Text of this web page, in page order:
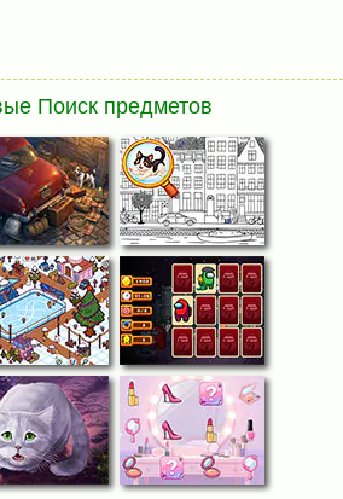
Поиск предметов